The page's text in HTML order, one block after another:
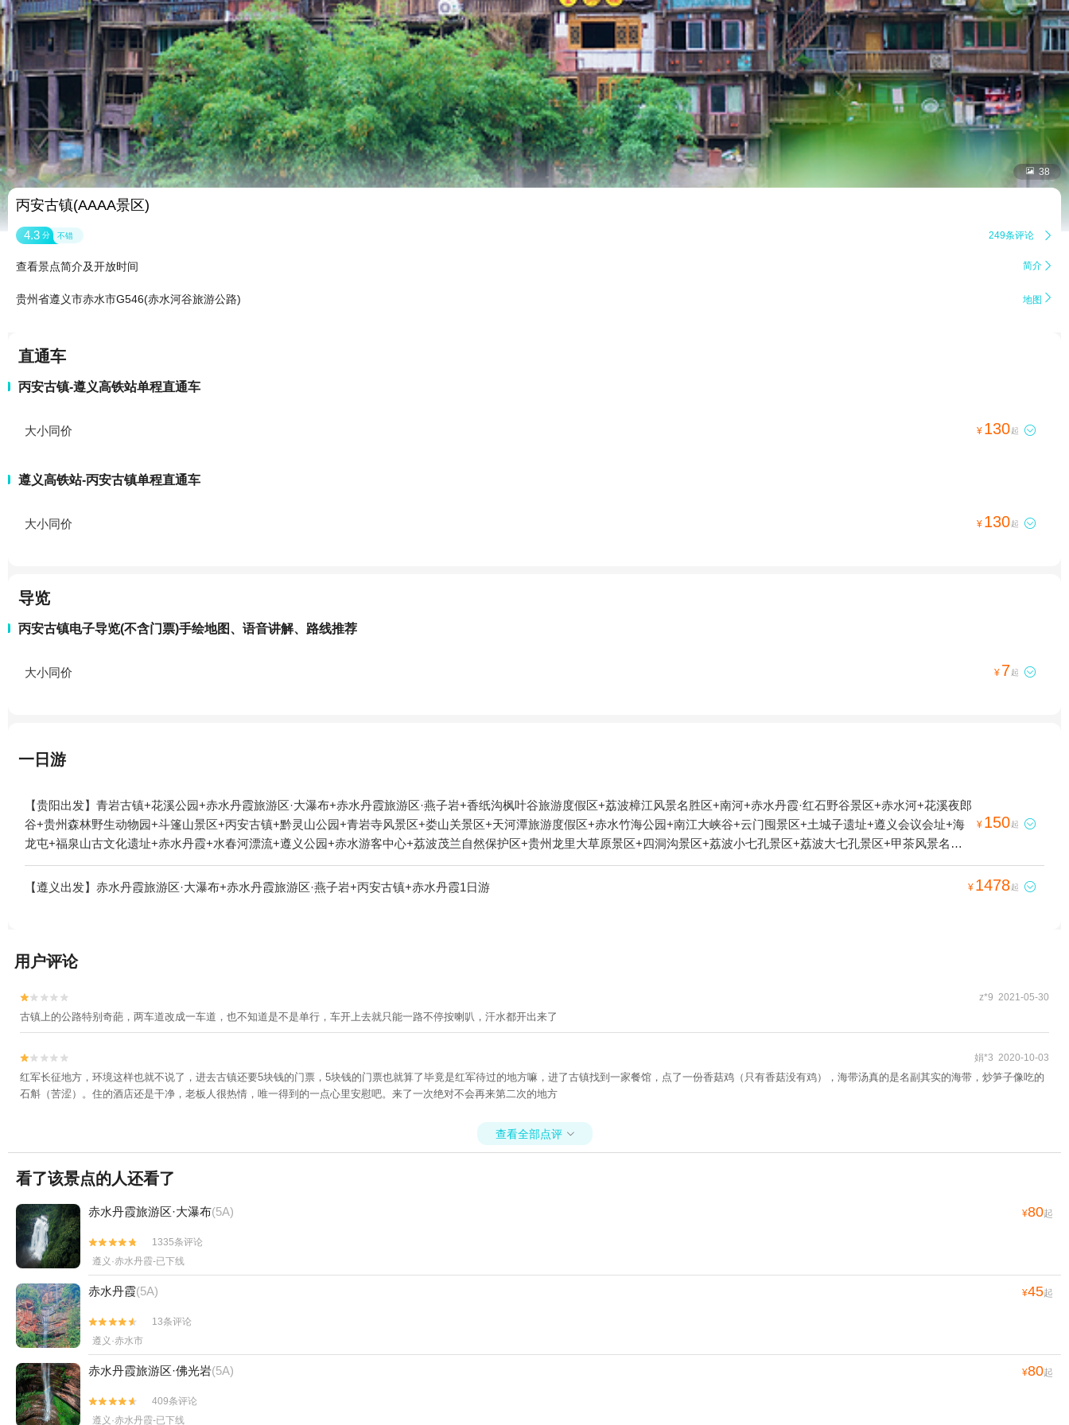
 38
丙安古镇(AAAA景区)
4.3 分 不错 249条评论 
查看景点简介及开放时间 简介 
贵州省遵义市赤水市G546(赤水河谷旅游公路) 地图 
直通车
丙安古镇-遵义高铁站单程直通车
大小同价 ¥ 130起 
遵义高铁站-丙安古镇单程直通车
大小同价 ¥ 130起 
导览
丙安古镇电子导览(不含门票)手绘地图、语音讲解、路线推荐
大小同价 ¥ 7起 
一日游
【贵阳出发】青岩古镇+花溪公园+赤水丹霞旅游区·大瀑布+赤水丹霞旅游区·燕子岩+香纸沟枫叶谷旅游度假区+荔波樟江风景名胜区+南河+赤水丹霞·红石野谷景区+赤水河+花溪夜郎
谷+贵州森林野生动物园+斗篷山景区+丙安古镇+黔灵山公园+青岩寺风景区+娄山关景区+天河潭旅游度假区+赤水竹海公园+南江大峡谷+云门囤景区+土城子遗址+遵义会议会址+海
龙屯+福泉山古文化遗址+赤水丹霞+水春河漂流+遵义公园+赤水游客中心+荔波茂兰自然保护区+贵州龙里大草原景区+四洞沟景区+荔波小七孔景区+荔波大七孔景区+甲茶风景名胜
区+贵阳欢乐世界+荔波联山湾+天下第一壶中国茶文化博览园+四渡赤水纪念馆+紫林山国际旅游度假区+瑶山古寨+茶海生态园+赤水丹霞旅游区·佛光岩+遵义会议会址—已下线+猴耳
天坑·极限酷玩公园+红果树+双门峡中国诗歌谷+贵州紫林山国际旅游度假区+十二背后·清溪峡景区+荔波四季花海+时光贵州古镇+贵阳珍珠岛度假中心+香纸沟枫叶谷旅游度假区-已
坑·极限酷玩公园-已下线+杉木湖景区+太阳坪映山红景区+正安桃花源记景区+天河潭艺术灯光展+赤水白云山国际旅游风景区+小七孔桥+红军四渡赤水纪念园+巫山峡谷旅游景区-已
+贵州乌江寨国际旅游度假区+路游憩·绿博园露营地+遵义古城+荔波古镇+贵阳桃源河景区+平塘风景区+贵州酒仙洞景区+平塘天硐+赤水湾古镇+中国天眼·星游记场馆+十二背后·双
河谷景区--已下线+天河潭旅游度假区奇幻谷+中国茶海景区(湄潭茶海)+务川开心无动力乐园-已下线+贵州长征文化数字艺术馆(红飘带)+龙里油画大草原滑雪场+多彩贵州城+多彩欢
乐谷+自在野奢温泉私汤小院+恐龙小镇+十二背后·双河洞景区+南江大峡谷漂流1日游
¥ 150起 
【遵义出发】赤水丹霞旅游区·大瀑布+赤水丹霞旅游区·燕子岩+丙安古镇+赤水丹霞1日游 ¥ 1478起 
用户评论

 z*9 2021-05-30
古镇上的公路特别奇葩，两车道改成一车道，也不知道是不是单行，车开上去就只能一路不停按喇叭，汗水都开出来了

 娟*3 2020-10-03
红军长征地方，环境这样也就不说了，进去古镇还要5块钱的门票，5块钱的门票也就算了毕竟是红军待过的地方嘛，进了古镇找到一家餐馆，点了一份香菇鸡（只有香菇没有鸡），海带汤真的是名副其实的海带，炒笋子像吃的
石斛（苦涩）。住的酒店还是干净，老板人很热情，唯一得到的一点心里安慰吧。来了一次绝对不会再来第二次的地方
查看全部点评 
看了该景点的人还看了
赤水丹霞旅游区·大瀑布(5A) ¥80起


1335条评论
遵义·赤水丹霞-已下线
赤水丹霞(5A) ¥45起


13条评论
遵义·赤水市
赤水丹霞旅游区·佛光岩(5A) ¥80起


409条评论
遵义·赤水丹霞-已下线